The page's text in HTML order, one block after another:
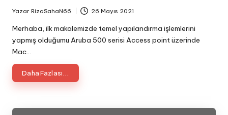
Posted
by
Yazar RizaSahaN66 26 Mayıs 2021
Merhaba, ilk makalemizde temel yapılandırma işlemlerini
yapmış olduğumu Aruba 500 serisi Access point üzerinde
Mac…
Daha Fazlası...